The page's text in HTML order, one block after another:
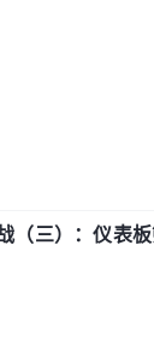
（三）：仪表